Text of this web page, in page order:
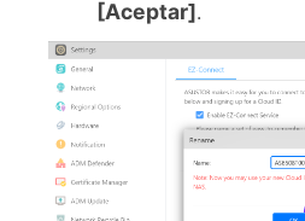
[Aceptar].